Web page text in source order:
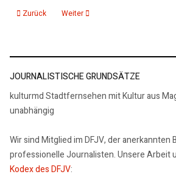
Vorheriger Beitrag: Lyrik: Rilke Vergänglichkeit
Zurück Nächster Beitrag: Lyrik: Rilke
Weiter
JOURNALISTISCHE GRUNDSÄTZE
kulturmd Stadtfernsehen mit Kultur aus
unabhängig
Wir sind Mitglied im DFJV, der
professionelle Journalisten. Unsere Arbeit
Kodex des DFJV: